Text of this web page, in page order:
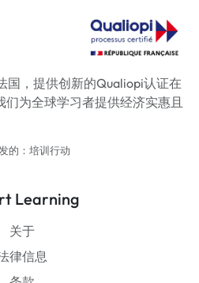
，提供创新的Qualiopi认证在
们为全球学习者提供经济实惠且
的：培训行动
Learning
关于
律信息